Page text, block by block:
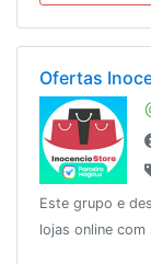
Ofertas
Este grupo e
lojas online com